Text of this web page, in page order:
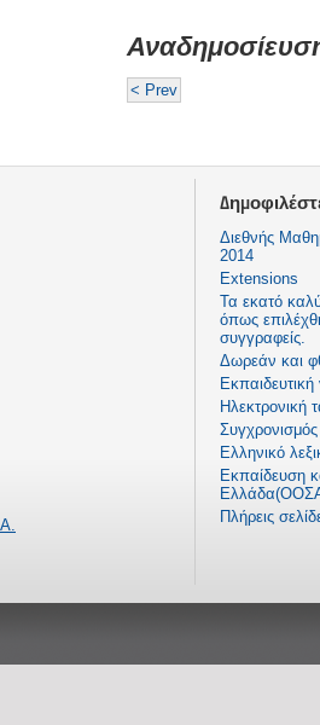
< Prev
Διεθνής
2014
Extensions
Τα εκατό
όπως
συγγραφείς.
Δωρεάν και
Ηλεκτρονική
Ελληνικό
Εκπαίδευση
Πλήρεις